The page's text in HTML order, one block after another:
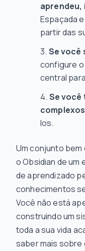
aprendeu,
Espaçada
partir das
Se você
configure o
central
Se
los.
Um conjunto
o Obsidian de um
de aprendizado
conhecimentos
Você não está
construindo um
toda a sua vida
saber mais sobre